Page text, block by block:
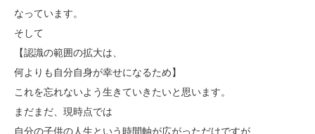
なっています。
そして
【認識の範囲の拡大は、
何よりも自分自身が幸せになるため】
これを忘れないよう生きていきたいと思います。
まだまだ、現時点では
自分の子供の人生という時間軸が広がっただけですが、